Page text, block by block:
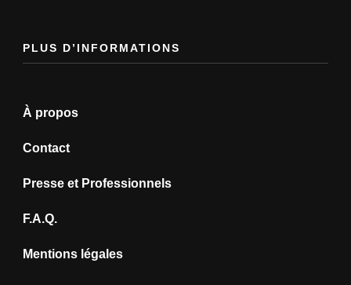
PLUS D’INFORMATIONS
À propos
Contact
Presse et Professionnels
F.A.Q.
Mentions légales